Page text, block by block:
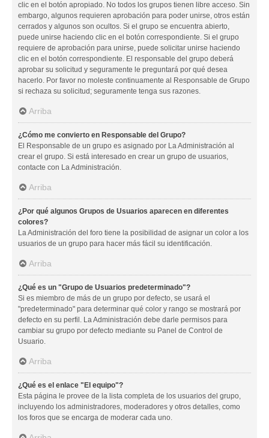
clic en el botón apropiado. No todos los grupos tienen libre acceso. Sin
embargo, algunos requieren aprobación para poder unirse, otros están
cerrados y algunos son ocultos. Si el grupo se encuentra abierto,
puede unirse haciendo clic en el botón correspondiente. Si el grupo
requiere de aprobación para unirse, puede solicitar unirse haciendo
clic en el botón correspondiente. El responsable del grupo deberá
aprobar su solicitud y seguramente le preguntará por qué desea
hacerlo. Por favor no moleste continuamente al Responsable de Grupo
si rechaza su solicitud; seguramente tenga sus razones.
Arriba
¿Cómo me convierto en Responsable del Grupo?
El Responsable de un grupo es asignado por La Administración al
crear el grupo. Si está interesado en crear un grupo de usuarios,
contacte con La Administración.
Arriba
¿Por qué algunos Grupos de Usuarios aparecen en diferentes
colores?
La Administración del foro tiene la posibilidad de asignar un color a los
usuarios de un grupo para hacer más fácil su identificación.
Arriba
¿Qué es un "Grupo de Usuarios predeterminado"?
Si es miembro de más de un grupo por defecto, se usará el
"predeterminado" para determinar qué color y rango se mostrará por
defecto en su perfil. La Administración debe darle permisos para
cambiar su grupo por defecto mediante su Panel de Control de
Usuario.
Arriba
¿Qué es el enlace "El equipo"?
Esta página le provee de la lista completa de los usuarios del grupo,
incluyendo los administradores, moderadores y otros detalles, como
los foros que se encarga de moderar cada uno.